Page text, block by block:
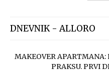
DNEVNIK - ALLORO
MAKEOVER APARTMANA:
PRAKSU. PRVI